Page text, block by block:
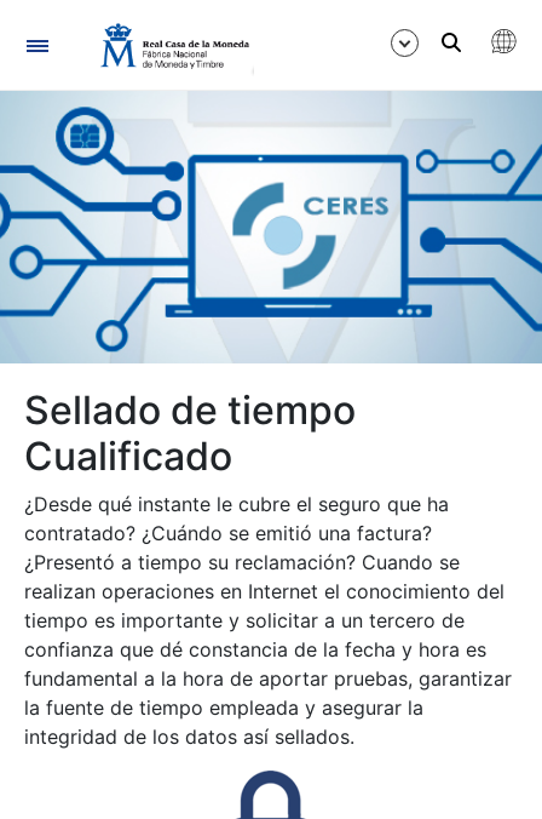
Navegación
Mostrar/Ocultar
Mostrar/Ocultar
Mostrar/Ocultar
Mostrar/Ocultar
Mostrar/Ocultar
Sellado de tiempo
Cualificado
¿Desde qué instante le cubre el seguro que ha
contratado? ¿Cuándo se emitió una factura?
¿Presentó a tiempo su reclamación? Cuando se
realizan operaciones en Internet el conocimiento del
tiempo es importante y solicitar a un tercero de
confianza que dé constancia de la fecha y hora es
fundamental a la hora de aportar pruebas, garantizar
la fuente de tiempo empleada y asegurar la
integridad de los datos así sellados.